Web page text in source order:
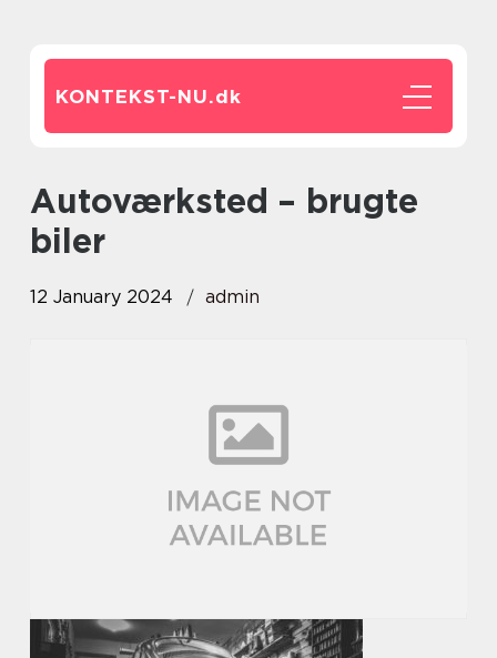
KONTEKST-NU.dk
autoværksted – brugte
biler
12 January 2024 admin